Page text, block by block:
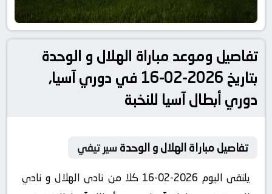
تفاصيل وموعد مباراة الهلال و الوحدة
بتاريخ 2026-02-16 في دوري آسيا,
دوري أبطال آسيا للنخبة
تفاصيل مباراة الهلال و الوحدةسير تيفي
يلتقى اليوم 2026-02-16 كلا من نادى الهلال و نادي